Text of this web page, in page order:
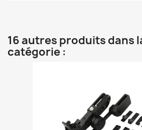
16 autres produits dans
catégorie :